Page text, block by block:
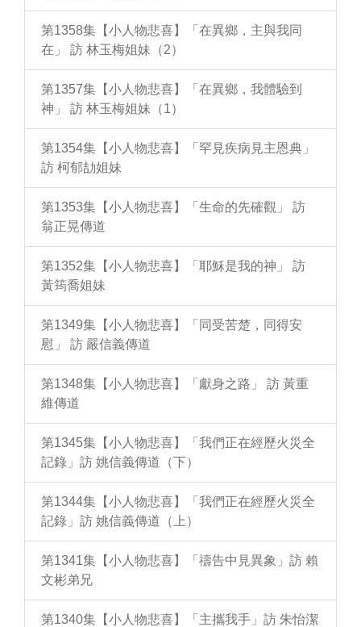
第1358集【小人物悲喜】「在異鄉，主與我同
在」 訪 林玉梅姐妹（2）
第1357集【小人物悲喜】「在異鄉，我體驗到
神」 訪 林玉梅姐妹（1）
第1354集【小人物悲喜】「罕見疾病見主恩典」
訪 柯郁劼姐妹
第1353集【小人物悲喜】「生命的先確觀」 訪
翁正晃傳道
第1352集【小人物悲喜】「耶穌是我的神」 訪
黃筠喬姐妹
第1349集【小人物悲喜】「同受苦楚，同得安
慰」 訪 嚴信義傳道
第1348集【小人物悲喜】「獻身之路」 訪 黃重
維傳道
第1345集【小人物悲喜】「我們正在經歷火災全
記錄」訪 姚信義傳道（下）
第1344集【小人物悲喜】「我們正在經歷火災全
記錄」訪 姚信義傳道（上）
第1341集【小人物悲喜】「禱告中見異象」訪 賴
文彬弟兄
第1340集【小人物悲喜】「主攜我手」訪 朱怡潔